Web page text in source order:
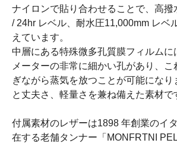
ナイロンで貼り合わせることで、高撥
/ 24hr レベル、耐水圧11,000mm レベ
えています。
中層にある特殊微多孔質膜フィルムに
メーターの非常に細かい孔があり、
ぎながら蒸気を放つことが可能になり
と丈夫さ、軽量さを兼ね備えた素材で
付属素材のレザーは1898 年創業のイ
在する老舗タンナー「MONFRTNI